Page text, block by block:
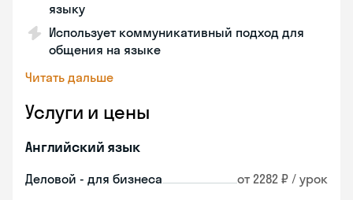
языку
Использует коммуникативный подход для
общения на языке
Читать дальше
Услуги и цены
Английский язык
Деловой - для бизнеса от 2282 ₽ / урок